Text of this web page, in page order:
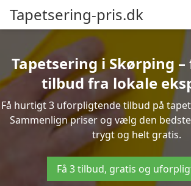
Tapetsering-pris.dk
Tapetsering i Skørping
tilbud fra lokale
Få hurtigt 3 uforpligtende tilbud på
Sammenlign priser og vælg den
trygt og helt gratis.
Få 3 tilbud, gratis og